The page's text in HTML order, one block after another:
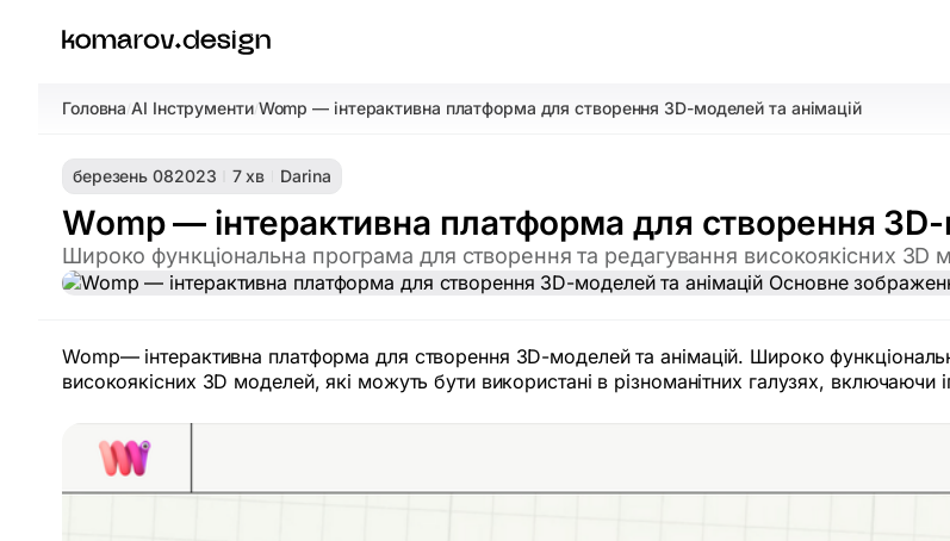
Головна/AI Інструменти/Womp — інтерактивна платформа для створення 3D-моделей та анімацій
березень 082023 7 хв Darina
Womp — інтерактивна платформа для створення
Широко функціональна програма для створення та редагування високоякісних 3D
Womp— інтерактивна платформа для створення 3D-моделей та анімацій. Широко
високоякісних 3D моделей, які можуть бути використані в різноманітних галузях, включаючи